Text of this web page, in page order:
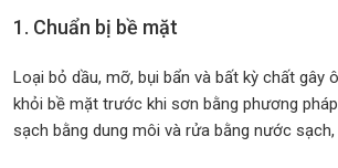
1. Chuẩn bị bề mặt
Loại bỏ dầu, mỡ, bụi bẩn và bất kỳ chất gây
khỏi bề mặt trước khi sơn bằng phương
sạch bằng dung môi và rửa bằng nước sạch,